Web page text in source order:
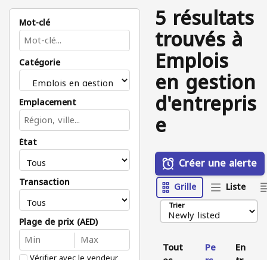
Mot-clé
Catégorie
Emplacement
État
Transaction
Plage de prix (AED)
5 résultats
trouvés à
Emplois
en gestion
d'entrepris
e
Créer une alerte
Grille Liste
Trier
Tout Pe En